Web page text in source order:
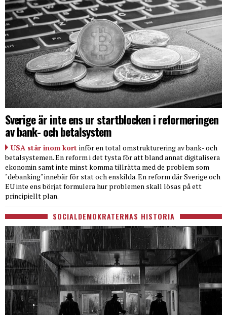
Sverige är inte ens ur startblocken i reformeringen
av bank- och betalsystem
USA står inom kort inför en total omstrukturering av bank- och
betalsystemen. En reform i det tysta för att bland annat digitalisera
ekonomin samt inte minst komma tillrätta med de problem som
"debanking" innebär för stat och enskilda. En reform där Sverige och
EU inte ens börjat formulera hur problemen skall lösas på ett
principiellt plan.
SOCIALDEMOKRATERNAS HISTORIA